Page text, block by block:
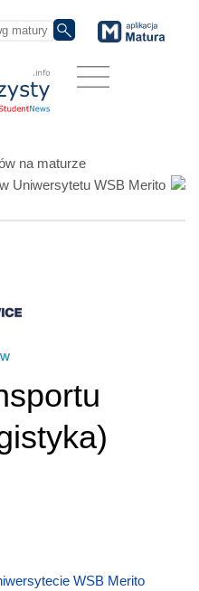
na maturze
Uniwersytetu WSB Merito
)
WSB Merito